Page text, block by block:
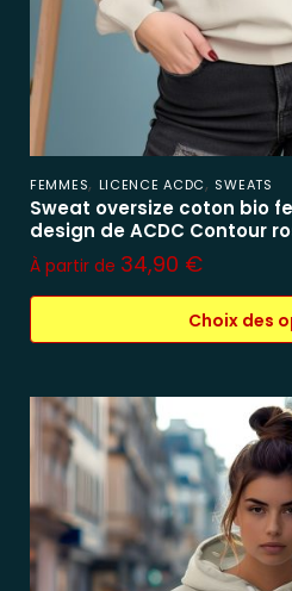
FEMMES, LICENCE ACDC, SWEATS
Sweat oversize coton bio
design de ACDC Contour
À partir de 34,90 €
Choix des